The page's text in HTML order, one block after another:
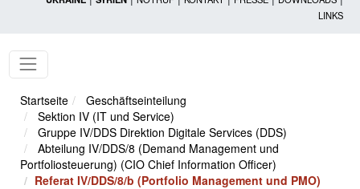
LINKS
Startseite
Geschäftseinteilung
Sektion IV (IT und Service)
Gruppe IV/DDS Direktion Digitale Services (DDS)
Abteilung IV/DDS/8 (Demand Management und
Portfoliosteuerung) (CIO Chief Information Officer)
Referat IV/DDS/8/b (Portfolio Management und PMO)